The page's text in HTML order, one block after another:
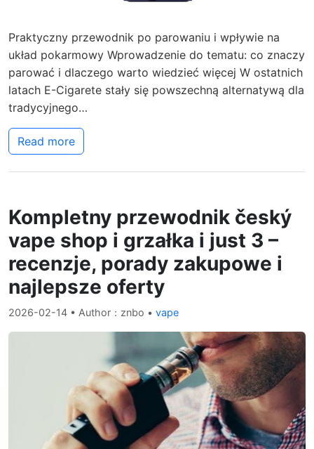
Praktyczny przewodnik po parowaniu i wpływie na
układ pokarmowy Wprowadzenie do tematu: co znaczy
parować i dlaczego warto wiedzieć więcej W ostatnich
latach E-Cigarete stały się powszechną alternatywą dla
tradycyjnego…
Read more
Kompletny przewodnik český
vape shop i grzałka i just 3 –
recenzje, porady zakupowe i
najlepsze oferty
2026-02-14 • Author：znbo • vape